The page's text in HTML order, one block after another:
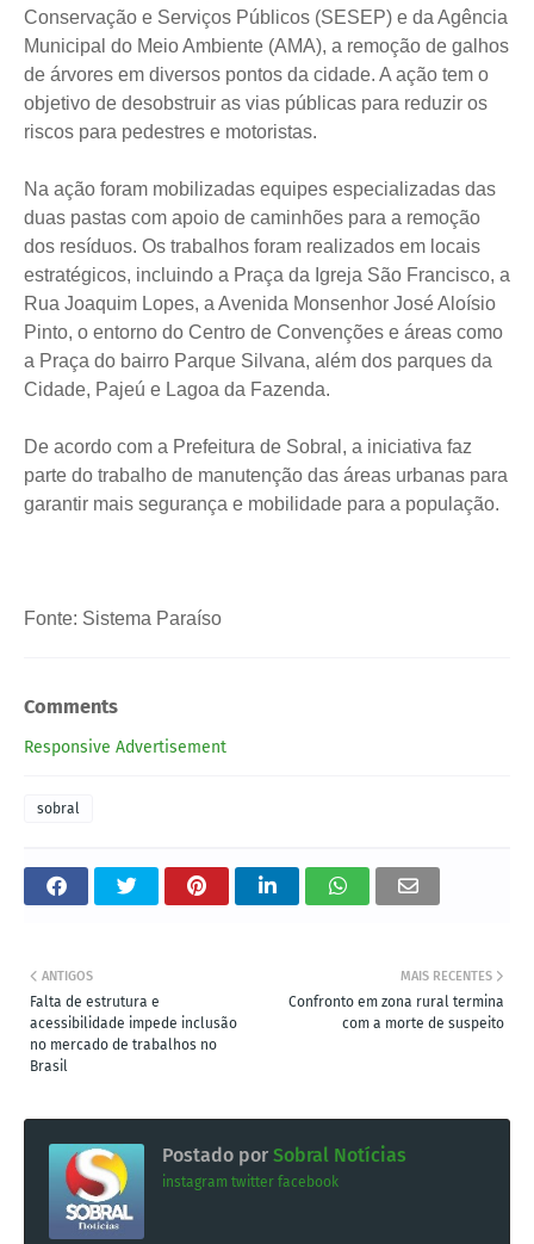
Conservação e Serviços Públicos (SESEP) e da Agência
Municipal do Meio Ambiente (AMA), a remoção de galhos
de árvores em diversos pontos da cidade. A ação tem o
objetivo de desobstruir as vias públicas para reduzir os
riscos para pedestres e motoristas.
Na ação foram mobilizadas equipes especializadas das
duas pastas com apoio de caminhões para a remoção
dos resíduos. Os trabalhos foram realizados em locais
estratégicos, incluindo a Praça da Igreja São Francisco, a
Rua Joaquim Lopes, a Avenida Monsenhor José Aloísio
Pinto, o entorno do Centro de Convenções e áreas como
a Praça do bairro Parque Silvana, além dos parques da
Cidade, Pajeú e Lagoa da Fazenda.
De acordo com a Prefeitura de Sobral, a iniciativa faz
parte do trabalho de manutenção das áreas urbanas para
garantir mais segurança e mobilidade para a população.
Fonte: Sistema Paraíso
Comments
Responsive Advertisement
sobral
MAIS RECENTES
Confronto em zona rural termina
com a morte de suspeito
ANTIGOS
Falta de estrutura e
acessibilidade impede inclusão
no mercado de trabalhos no
Brasil
Postado por Sobral Notícias
instagram twitter facebook